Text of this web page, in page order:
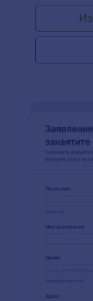
собствена
Освен това,
имейл и
повече, не